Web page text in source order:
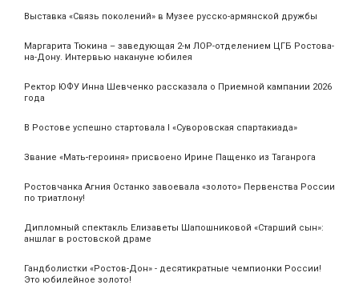
Выставка «Связь поколений» в Музее русско-армянской дружбы
Маргарита Тюкина – заведующая 2-м ЛОР-отделением ЦГБ Ростова-
на-Дону. Интервью накануне юбилея
Ректор ЮФУ Инна Шевченко рассказала о Приемной кампании 2026
года
В Ростове успешно стартовала I «Суворовская спартакиада»
Звание «Мать‑героиня» присвоено Ирине Пащенко из Таганрога
Ростовчанка Агния Останко завоевала «золото» Первенства России
по триатлону!
Дипломный спектакль Елизаветы Шапошниковой «Старший сын»:
аншлаг в ростовской драме
Гандболистки «Ростов-Дон» - десятикратные чемпионки России!
Это юбилейное золото!